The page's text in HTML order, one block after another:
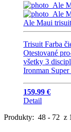
Ale Maui
Trisuit Farba
Otestované
všetky 3
Ironman
159.99 €
Detail
Produkty: 48 - 72 z